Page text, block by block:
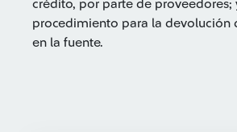
crédito, por parte de proveedores;
procedimiento para la devolución
en la fuente.